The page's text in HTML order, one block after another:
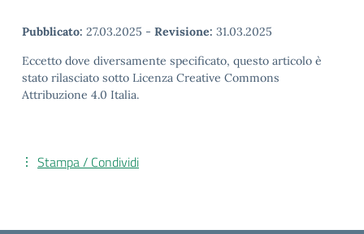
Pubblicato: 27.03.2025 - Revisione: 31.03.2025
Eccetto dove diversamente specificato, questo articolo è
stato rilasciato sotto Licenza Creative Commons
Attribuzione 4.0 Italia.
Stampa / Condividi